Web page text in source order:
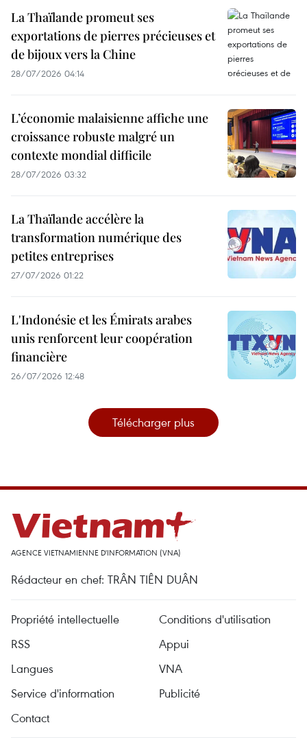
La Thaïlande promeut ses
exportations de pierres précieuses et
de bijoux vers la Chine
28/07/2026 04:14
L’économie malaisienne affiche une
croissance robuste malgré un
contexte mondial difficile
28/07/2026 03:32
La Thaïlande accélère la
transformation numérique des
petites entreprises
27/07/2026 01:22
L'Indonésie et les Émirats arabes
unis renforcent leur coopération
financière
26/07/2026 12:48
Télécharger plus
AGENCE VIETNAMIENNE D'INFORMATION (VNA)
Rédacteur en chef: TRÂN TIÊN DUÂN
Propriété intellectuelle
Conditions d'utilisation
RSS
Appui
Langues
VNA
Service d'information
Publicité
Contact